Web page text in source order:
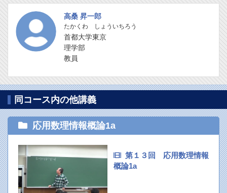
高桑 昇一郎
たかくわ しょういちろう
首都大学東京
理学部
教員
同コース内の他講義
応用数理情報概論1a
第１３回 応用数理情報
概論1a